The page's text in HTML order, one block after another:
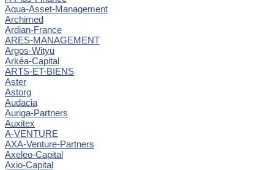
Aqua-Asset-Management
Archimed
Ardian-France
ARES-MANAGEMENT
Argos-Wityu
Arkéa-Capital
ARTS-ET-BIENS
Aster
Astorg
Audacia
Auriga-Partners
Auxitex
A-VENTURE
AXA-Venture-Partners
Axeleo-Capital
Axio-Capital